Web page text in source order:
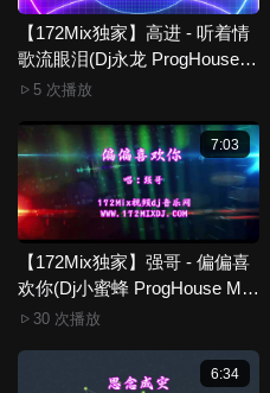
【172Mix独家】高进 - 听着情
歌流眼泪(Dj永龙 ProgHouse
Mix国语男)新无心睡眠鼓
5 次播放
7:03
【172Mix独家】强哥 - 偏偏喜
欢你(Dj小蜜蜂 ProgHouse Mix
粤语男)
30 次播放
6:34